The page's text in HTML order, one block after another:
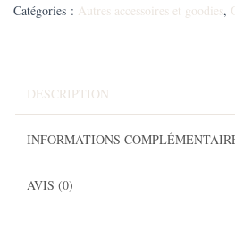
Catégories : Autres accessoires et goodies,
DESCRIPTION
INFORMATIONS
AVIS (0)